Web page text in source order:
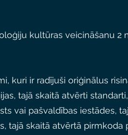
kultūras veicināšanu 2
kuri ir radījuši oriģinālus
tajā skaitā atvērti
vai pašvaldības iestādes,
tajā skaitā atvērtā pirmkoda